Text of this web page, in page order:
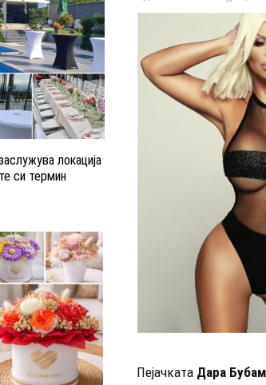
Пејачката Дара
локација
си термин